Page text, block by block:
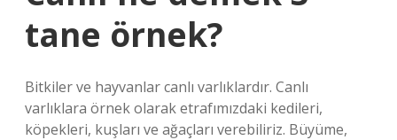
tane örnek?
Bitkiler ve hayvanlar canlı varlıklardır. Canlı
varlıklara örnek olarak etrafımızdaki kedileri,
köpekleri, kuşları ve ağaçları verebiliriz. Büyüme,